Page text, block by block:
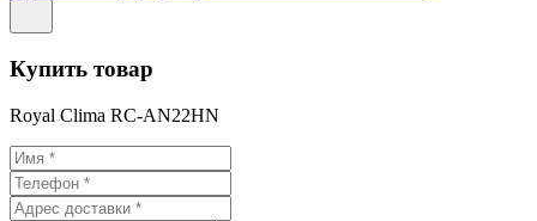
Купить товар
Royal Clima RC-AN22HN